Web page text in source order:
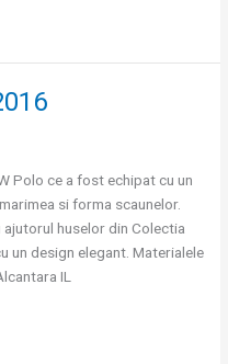
Polo ce a fost echipat cu un
si forma scaunelor.
huselor din Colectia
un design elegant. Materialele
IL